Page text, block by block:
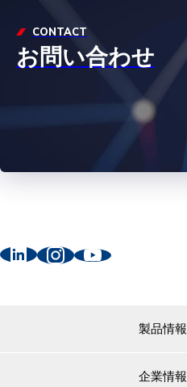
CONTACT
お問い合わせ
製品情報
企業情報